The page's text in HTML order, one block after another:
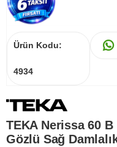
Ürün Kodu:
4934
TEKA Nerissa 60
Gözlü Sağ